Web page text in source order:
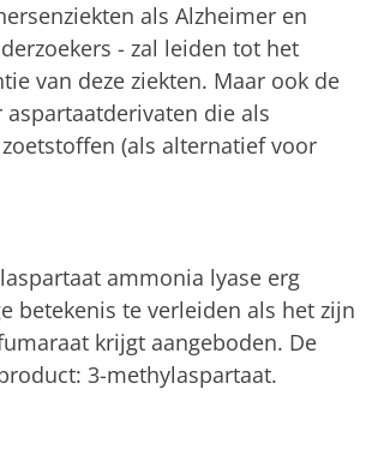
als Alzheimer en
- zal leiden tot het
van deze ziekten. Maar ook de
die als
(als alternatief voor
ammonia lyase erg
betekenis te verleiden als het zijn
krijgt aangeboden. De
3-methylaspartaat.